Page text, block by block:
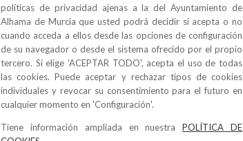
políticas de privacidad ajenas a la del Ayuntamiento de
Alhama de Murcia que usted podrá decidir si acepta o no
cuando acceda a ellos desde las opciones de configuración
de su navegador o desde el sistema ofrecido por el propio
tercero. Si elige 'ACEPTAR TODO', acepta el uso de todas
las cookies. Puede aceptar y rechazar tipos de cookies
individuales y revocar su consentimiento para el futuro en
cualquier momento en 'Configuración'.
Tiene información ampliada en nuestraPOLÍTICA DE